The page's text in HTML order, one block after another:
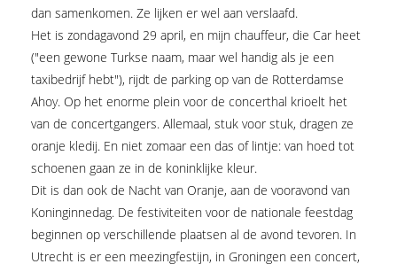
dan samenkomen. Ze lijken er wel aan verslaafd.
Het is zondagavond 29 april, en mijn chauffeur, die Car heet
("een gewone Turkse naam, maar wel handig als je een
taxibedrijf hebt"), rijdt de parking op van de Rotterdamse
Ahoy. Op het enorme plein voor de concerthal krioelt het
van de concertgangers. Allemaal, stuk voor stuk, dragen ze
oranje kledij. En niet zomaar een das of lintje: van hoed tot
schoenen gaan ze in de koninklijke kleur.
Dit is dan ook de Nacht van Oranje, aan de vooravond van
Koninginnedag. De festiviteiten voor de nationale feestdag
beginnen op verschillende plaatsen al de avond tevoren. In
Utrecht is er een meezingfestijn, in Groningen een concert,